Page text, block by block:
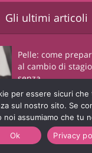
Gli ultimi articoli
Pelle: come
al cambio di
senza...
Orsetti della
Pepco – un
per essere sicuri che
sul nostro sito. Se
noi assumiamo che tu
Ok
Privacy